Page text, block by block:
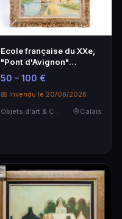
Ecole française du XXe,
"Pont d'Avignon"
aquarelle sur papie…
50 – 100 €
📅 Invendu le 20/06/2026
Objets d'art & Curiosités
Calais